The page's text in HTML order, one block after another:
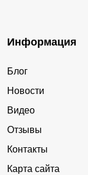
Информация
Блог
Новости
Видео
Отзывы
Контакты
Карта сайта